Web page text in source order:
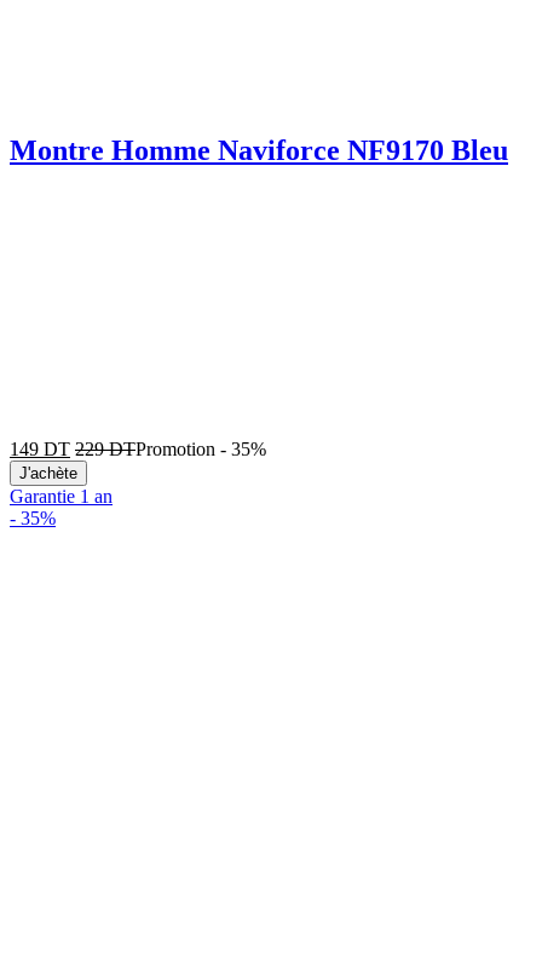
Montre Homme Naviforce NF9170 Bleu
149 DT 229DTPromotion - 35%
J'achète
Garantie 1 an
- 35%